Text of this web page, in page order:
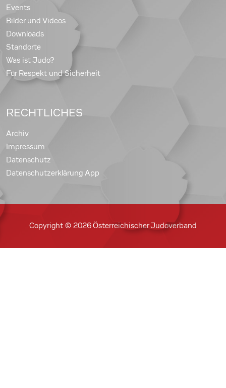
Events
Bilder und Videos
Downloads
Standorte
Was ist Judo?
Für Respekt und Sicherheit
RECHTLICHES
Archiv
Impressum
Datenschutz
Datenschutzerklärung App
Copyright © 2026 Österreichischer Judoverband